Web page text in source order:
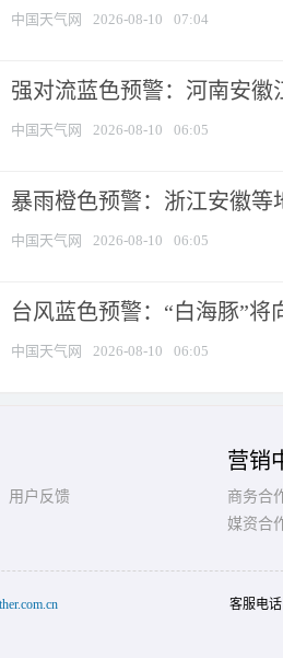
中国天气网 2026-08-10 07:04
强对流蓝色预警：河南安徽
中国天气网 2026-08-10 06:05
暴雨橙色预警：浙江安徽等
中国天气网 2026-08-10 06:05
台风蓝色预警：“白海豚”
中国天气网 2026-08-10 06:05
用户反馈
营销
商务合
媒资合
客服电